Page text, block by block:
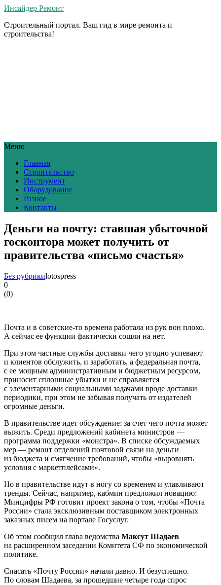
Инсайдер Ремонт
Строительный портал. Ваш гид в мире ремонта и
строительства!
Меню
Главная
Строительство
Инструмент
Оборудование
Разное
Контакты
Деньги на почту: ставшая убыточной
госконтора может получить от
правительства «письмо счастья»
Без рубрикиlotospress
0
(0)
Почта и в советские-то времена работала из рук вон плохо.
А сейчас ее функции фактически сошли на нет.
При этом частные службы доставки чего угодно успевают
и клиентов обслужить, и заработать, а федеральная почта,
с ее мощным административным и бюджетным ресурсом,
приносит сплошные убытки и не справляется
с элементарными социальными задачами вроде доставки
периодики, при этом не забывая получать от издателей
огромные деньги.
В правительстве идет обсуждение: за счет чего почта может
выжить. Среди предложений кабинета министров —
программа поддержки «монстра». В списке обсуждаемых
мер — ремонт отделений почтовой связи на деньги
из бюджета и смягчение требований, чтобы «выровнять
условия с маркетплейсами».
Но в правительстве идут в ногу со временем и улавливают
тренды. Сейчас, например, кабмин предложил новацию:
Минцифры РФ готовит проект закона о том, чтобы «Почта
России» стала эксклюзивным поставщиком электронных
заказных писем на портале Госуслуг.
Об этом сообщил глава ведомства Максут Шадаев
на расширенном заседании Комитета СФ по экономической
политике.
Спасать «Почту России» начали давно. И безуспешно.
По словам Шадаева, за прошедшие четыре года спрос